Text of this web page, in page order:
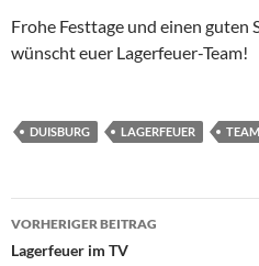
Frohe Festtage und einen guten
wünscht euer Lagerfeuer-Team!
DUISBURG LAGERFEUER TEAM
Beitragsnavigation
VORHERIGER BEITRAG
Lagerfeuer im TV